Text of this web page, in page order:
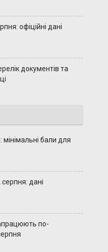
офіційні дані
документів та
мінімальні бали для
дані
по-